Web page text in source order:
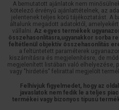
A bemutatott ajánlatok nem
kötelező érvényű ajánlattételnek, az
jelentenek teljes körű tájékoztatást. A
általunk megadott adatoktól,
vállalni. Az egyes termékek
összehasonlításra,ugyanakkor sorba
feltétlenül objektív összehasonlítás
a feltüntetett paraméterek
kiszámításra és megjelenítésre, de
megjelenített listában való elhelyezése,
vagy "hirdetés" felirattal megjelölt
Felhívjuk figyelmedet, hogy az
javaslatok nem fedik le a teljes
termékei vagy bizonyos típusú